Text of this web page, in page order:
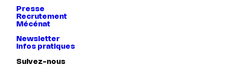
Presse
Recrutement
Mécénat
Newsletter
Infos pratiques
Suivez-nous